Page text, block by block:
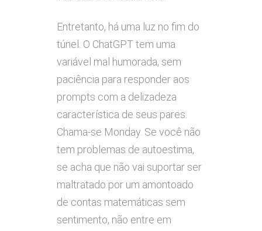
Entretanto, há uma luz no fim do
túnel. O ChatGPT tem uma
variável mal humorada, sem
paciência para responder aos
prompts com a delizadeza
característica de seus pares.
Chama-se Monday. Se você não
tem problemas de autoestima,
se acha que não vai suportar ser
maltratado por um amontoado
de contas matemáticas sem
sentimento, não entre em